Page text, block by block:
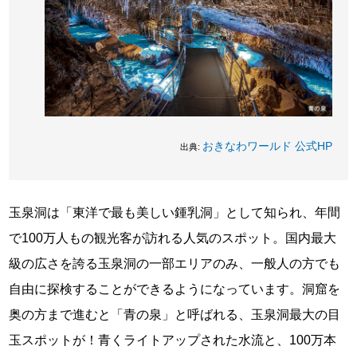
出典: おきなわワールド 公式HP
玉泉洞は「東洋で最も美しい鍾乳洞」として知られ、年間
で100万人もの観光客が訪れる人気のスポット。国内最大
級の広さを誇る玉泉洞の一部エリアのみ、一般人の方でも
自由に探検することができるようになっています。洞窟を
奥の方まで進むと「青の泉」と呼ばれる、玉泉洞最大の目
玉スポットが！青くライトアップされた水流と、100万本